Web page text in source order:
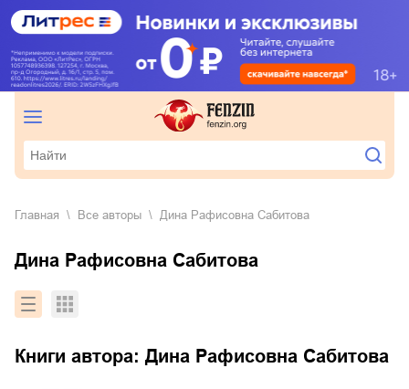
Главная Все авторы Дина Рафисовна Сабитова
Дина Рафисовна Сабитова
Книги автора: Дина Рафисовна Сабитова